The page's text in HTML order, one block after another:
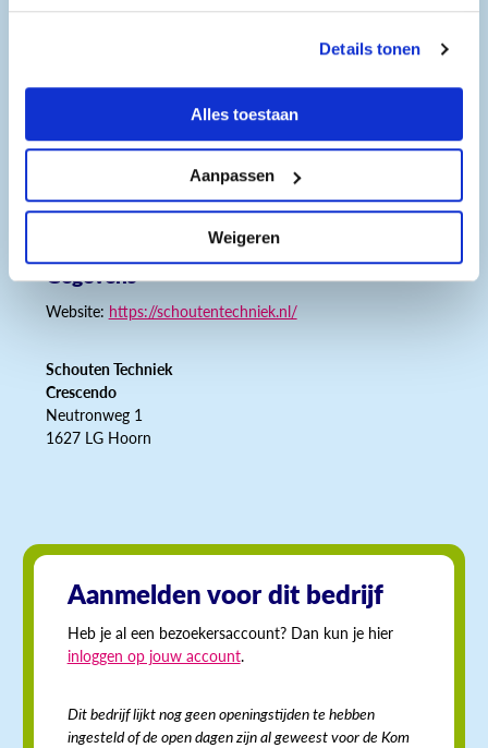
Details tonen
Alles toestaan
Aanpassen
Weigeren
Woensdag 18 maart 2026
Gegevens
Website: https://schoutentechniek.nl/
Schouten Techniek
Crescendo
Neutronweg 1
1627 LG Hoorn
Aanmelden voor dit bedrijf
Heb je al een bezoekersaccount? Dan kun je hier
inloggen op jouw account.
Dit bedrijf lijkt nog geen openingstijden te hebben
ingesteld of de open dagen zijn al geweest voor de Kom